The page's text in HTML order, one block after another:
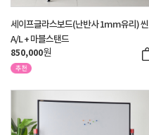
세이프글라스보드(난반사 1mm유리) 씬
A/L + 마블스탠드
850,000원